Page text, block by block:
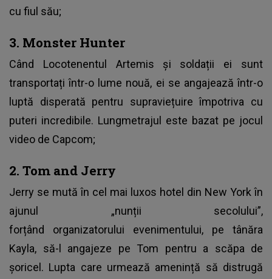
cu fiul său;
3. Monster Hunter
Când Locotenentul Artemis și soldații ei sunt
transportați într-o lume nouă, ei se angajează într-o
luptă disperată pentru supraviețuire împotriva cu
puteri incredibile. Lungmetrajul este bazat pe jocul
video de Capcom;
2. Tom and Jerry
Jerry se mută în cel mai luxos hotel din New York în
ajunul „nunții secolului”,
forțând organizatorului evenimentului, pe tânăra
Kayla, să-l angajeze pe Tom pentru a scăpa de
șoricel. Lupta care urmează amenință să distrugă